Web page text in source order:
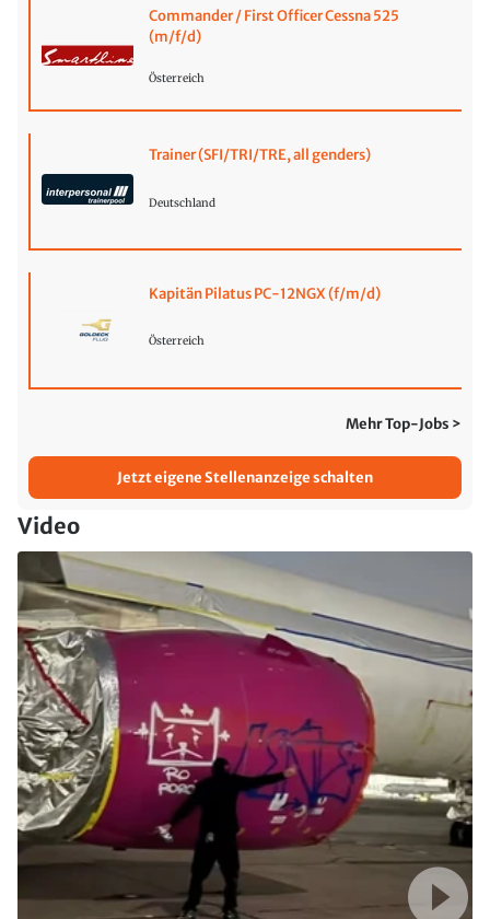
Commander / First Officer Cessna 525
(m/f/d)
Österreich
Trainer (SFI/TRI/TRE, all genders)
Deutschland
Kapitän Pilatus PC-12NGX (f/m/d)
Österreich
Mehr Top-Jobs >
Jetzt eigene Stellenanzeige schalten
Video